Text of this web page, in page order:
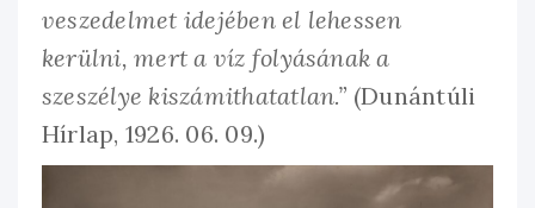
veszedelmet idejében el lehessen
kerülni, mert a víz folyásának a
szeszélye kiszámithatatlan.” (Dunántúli
Hírlap, 1926. 06. 09.)